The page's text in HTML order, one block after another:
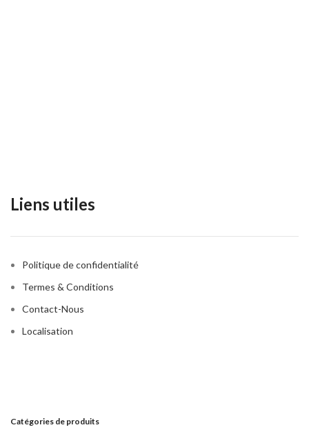
Liens utiles
Politique de confidentialité
Termes & Conditions
Contact-Nous
Localisation
Catégories de produits